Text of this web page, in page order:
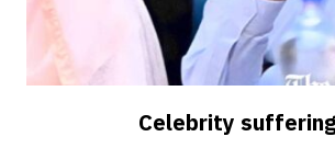
Celebrity